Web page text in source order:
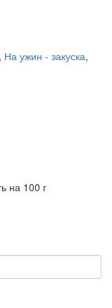
, На ужин - закуска,
на 100 г